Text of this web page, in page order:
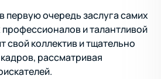
первую очередь заслуга самих
и талантливой
коллектив и тщательно
рассматривая